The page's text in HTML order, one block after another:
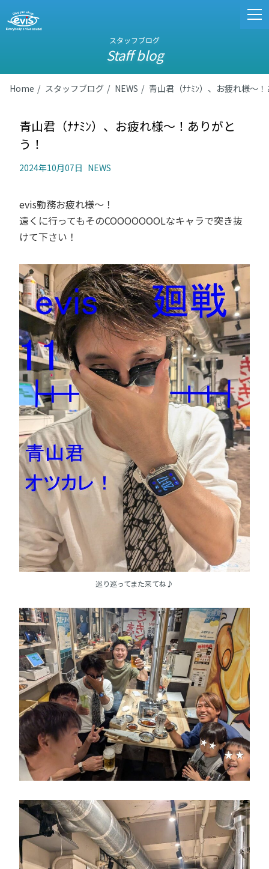
スタッフブログ
Staff blog
Home スタッフブログ NEWS 青山君（ﾅﾅﾐﾝ）、お疲れ様～
青山君（ﾅﾅﾐﾝ）、お疲れ様～！ありがと
う！
2024年10月07日 NEWS
evis勤務お疲れ様～！
遠くに行ってもそのCOOOOOOOLなキャラで突き抜
けて下さい！
巡り巡ってまた来てね♪